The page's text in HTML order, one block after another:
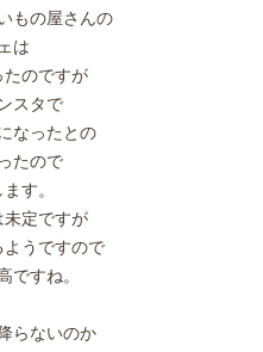
もの屋さんの
は
たのですが
スタで
なったとの
たので
す。
未定ですが
ようですので
ですね。
らないのか